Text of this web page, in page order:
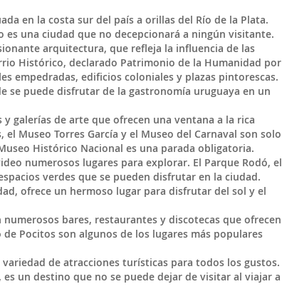
en la costa sur del país a orillas del Río de la Plata.
una ciudad que no decepcionará a ningún visitante.
arquitectura, que refleja la influencia de las
Histórico, declarado Patrimonio de la Humanidad por
empedradas, edificios coloniales y plazas pintorescas.
puede disfrutar de la gastronomía uruguaya en un
galerías de arte que ofrecen una ventana a la rica
Museo Torres García y el Museo del Carnaval son solo
Histórico Nacional es una parada obligatoria.
numerosos lugares para explorar. El Parque Rodó, el
verdes que se pueden disfrutar en la ciudad.
ofrece un hermoso lugar para disfrutar del sol y el
bares, restaurantes y discotecas que ofrecen
Pocitos son algunos de los lugares más populares
de atracciones turísticas para todos los gustos.
un destino que no se puede dejar de visitar al viajar a